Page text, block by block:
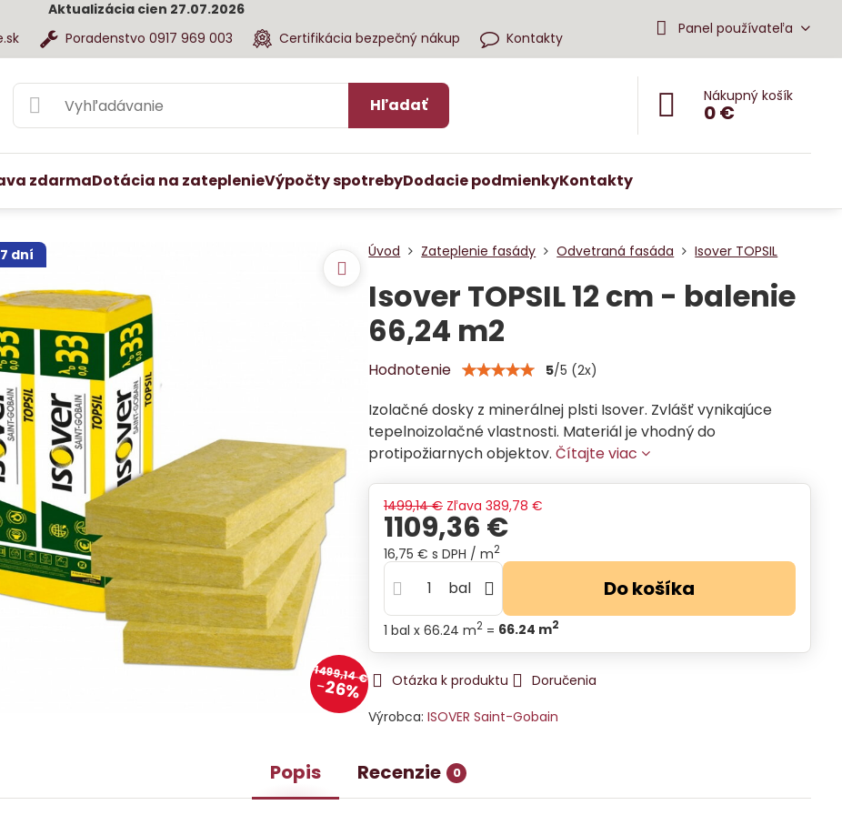
Aktualizácia cien 27.07.2026
Poradenstvo 0917 969 003 Certifikácia bezpečný nákup Kontakty
Panel používateľa
Hľadať Nákupný košík
0 €
zdarmaDotácia na zateplenieVýpočty spotrebyDodacie podmienkyKontakty
dní
1499,14 €
26%
Úvod Zateplenie fasády Odvetraná fasáda Isover TOPSIL
Isover TOPSIL 12 cm - balenie
66,24 m2
Hodnotenie 5/5 (2x)
Izolačné dosky z minerálnej plsti Isover. Zvlášť vynikajúce
tepelnoizolačné vlastnosti. Materiál je vhodný do
protipožiarnych objektov.Čítajte viac
1499,14 € Zľava 389,78 €
1109,36 €
16,75 € s DPH / m2
bal Do košíka
1 balx 66.24 m2 = 66.24 m2
Otázka k produktu
Doručenia
Výrobca:ISOVER Saint-Gobain
Popis Recenzie 0